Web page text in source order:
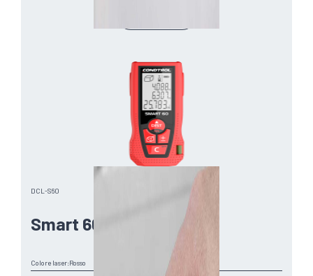
DCL-S60
Smart 60
Colore laser:Rosso